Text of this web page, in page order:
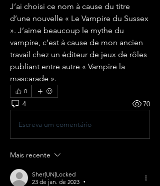
J’ai choisi ce nom à cause du titre
d’une nouvelle « Le Vampire du Sussex
». J’aime beaucoup le mythe du
vampire, c’est à cause de mon ancien
travail chez un éditeur de jeux de rôles
publiant entre autre « Vampire la
mascarade ».
0
4 70
Escreva um comentário
Mais recente
Sher[UN]Locked
23 de jan. de 2023
•